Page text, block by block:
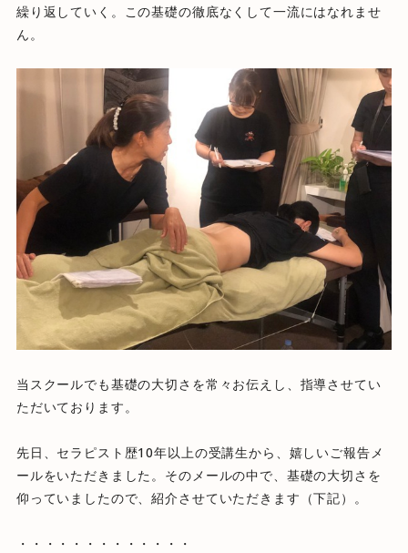
繰り返してい く。この基礎の徹底なくして一流にはなれませ
ん。
当スクールでも基礎の大切さを常々お伝えし、 指導させてい
ただいております。
先日、セラピスト歴10年以上の受講生から、 嬉しいご報告メ
ールをいただきました。そのメールの中で、 基礎の大切さを
仰っていましたので、紹介させていただきます（下記）。
・・・・・・・・・・・・・